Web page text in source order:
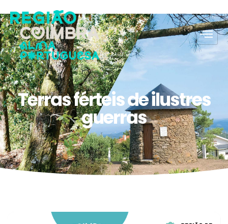
Terras férteis de ilustres
guerras